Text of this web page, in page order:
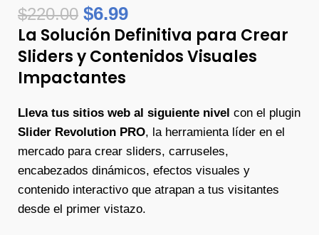
$220.00 $6.99
La Solución Definitiva para Crear
Sliders y Contenidos Visuales
Impactantes
Lleva tus sitios web al siguiente nivel con el plugin
Slider Revolution PRO, la herramienta líder en el
mercado para crear sliders, carruseles,
encabezados dinámicos, efectos visuales y
contenido interactivo que atrapan a tus visitantes
desde el primer vistazo.